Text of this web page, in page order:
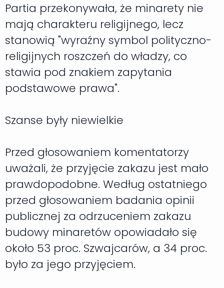
Partia przekonywała, że minarety nie
mają charakteru religijnego, lecz
stanowią "wyraźny symbol polityczno-
religijnych roszczeń do władzy, co
stawia pod znakiem zapytania
podstawowe prawa".
Szanse były niewielkie
Przed głosowaniem komentatorzy
uważali, że przyjęcie zakazu jest mało
prawdopodobne. Według ostatniego
przed głosowaniem badania opinii
publicznej za odrzuceniem zakazu
budowy minaretów opowiadało się
około 53 proc. Szwajcarów, a 34 proc.
było za jego przyjęciem.